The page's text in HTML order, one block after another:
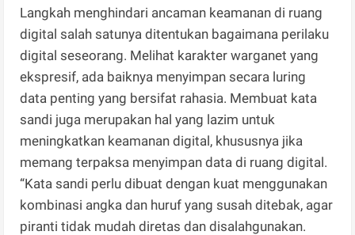
Langkah menghindari ancaman keamanan di ruang
digital salah satunya ditentukan bagaimana perilaku
digital seseorang. Melihat karakter warganet yang
ekspresif, ada baiknya menyimpan secara luring
data penting yang bersifat rahasia. Membuat kata
sandi juga merupakan hal yang lazim untuk
meningkatkan keamanan digital, khususnya jika
memang terpaksa menyimpan data di ruang digital.
“Kata sandi perlu dibuat dengan kuat menggunakan
kombinasi angka dan huruf yang susah ditebak, agar
piranti tidak mudah diretas dan disalahgunakan.